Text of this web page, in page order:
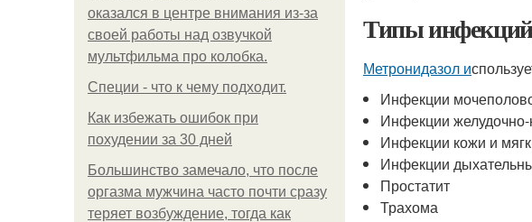
оказался в центре внимания из-за
своей работы над озвучкой
мультфильма про колобка.
Специи - что к чему подходит.
Как избежать ошибок при
похудении за 30 дней
Большинство замечало, что после
оргазма мужчина часто почти сразу
теряет возбуждение, тогда как
Типы
Метронидазол и
Инфекции
Инфекции желудочно-
Инфекции кожи и
Инфекции
Простатит
Трахома